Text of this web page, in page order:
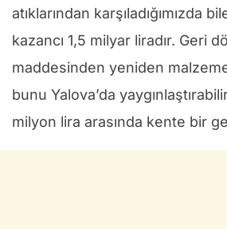
atıklarından karşıladığımızda
kazancı 1,5 milyar liradır. Geri
maddesinden yeniden
bunu Yalova’da
milyon lira arasında kente bir